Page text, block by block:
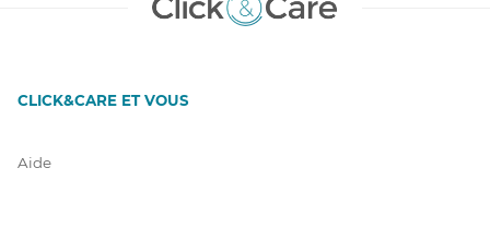
CLICK&CARE ET VOUS
Aide